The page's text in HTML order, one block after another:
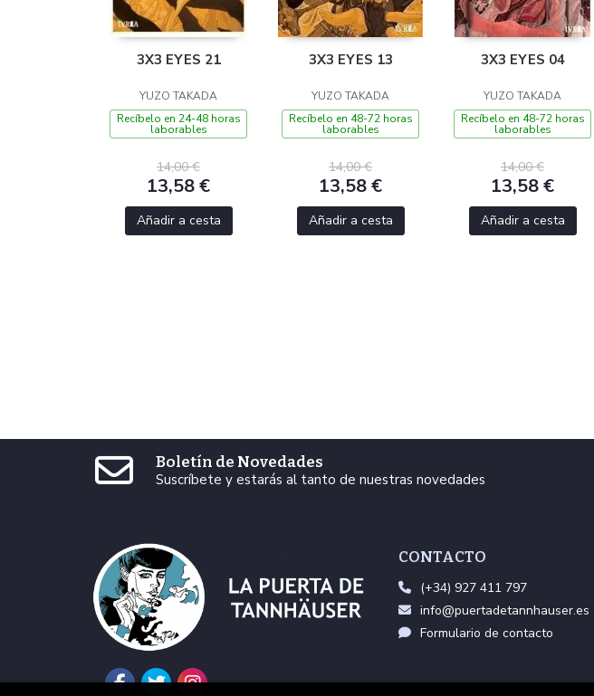
3X3 EYES 21
YUZO TAKADA
Recíbelo en 24-48 horas
laborables
14,00 €
13,58 €
Añadir a cesta
3X3 EYES 13
YUZO TAKADA
Recíbelo en 48-72 horas
laborables
14,00 €
13,58 €
Añadir a cesta
3X3 EYES 04
YUZO TAKADA
Recíbelo en 48-72 horas
laborables
14,00 €
13,58 €
Añadir a cesta
Boletín de Novedades
Suscríbete y estarás al tanto de nuestras novedades
CONTACTO
(+34) 927 411 797
info@puertadetannhauser.es
Formulario de contacto